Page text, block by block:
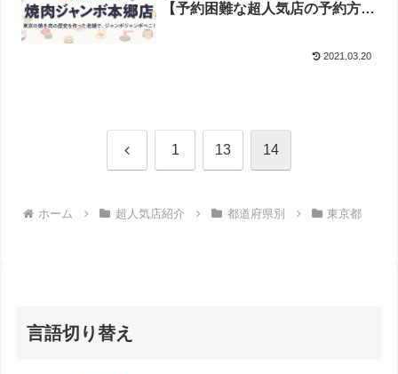
【予約困難な超人気店の予約方
2021.03.20
前 1 13 14
ホーム 超人気店紹介 都道府県別 東京都
言語切り替え